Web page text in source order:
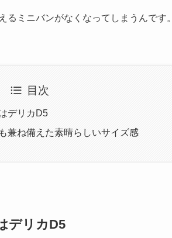
ミニバンがなくなってしまうんです。
目次
デリカD5
兼ね備えた素晴らしいサイズ感
デリカD5